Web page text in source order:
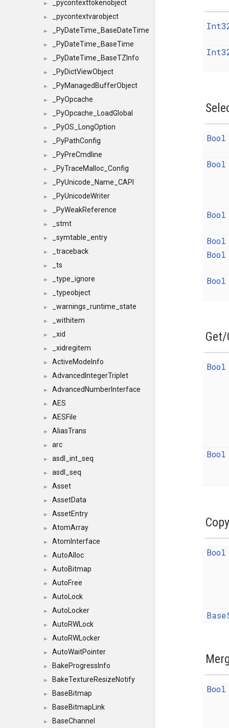
► _pycontexttokenobject
► _pycontextvarobject
► _PyDateTime_BaseDateTime
► _PyDateTime_BaseTime
► _PyDateTime_BaseTZInfo
► _PyDictViewObject
► _PyManagedBufferObject
► _PyOpcache
► _PyOpcache_LoadGlobal
► _PyOS_LongOption
► _PyPathConfig
► _PyPreCmdline
► _PyTraceMalloc_Config
► _PyUnicode_Name_CAPI
► _PyUnicodeWriter
► _PyWeakReference
► _stmt
► _symtable_entry
► _traceback
► _ts
► _type_ignore
► _typeobject
► _warnings_runtime_state
► _withitem
► _xid
► _xidregitem
► ActiveModeInfo
► AdvancedIntegerTriplet
► AdvancedNumberInterface
► AES
► AESFile
► AliasTrans
► arc
► asdl_int_seq
► asdl_seq
► Asset
► AssetData
► AssetEntry
► AtomArray
► AtomInterface
► AutoAlloc
► AutoBitmap
► AutoFree
► AutoLock
► AutoLocker
► AutoRWLock
► AutoRWLocker
► AutoWaitPointer
► BakeProgressInfo
► BakeTextureResizeNotify
► BaseBitmap
► BaseBitmapLink
► BaseChannel
Bool
Bool
Bool
Bool
Bool
Bool
Bool
Bool
Bool
Bool